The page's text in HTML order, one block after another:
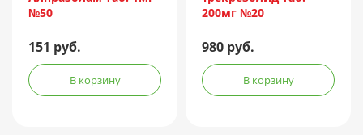
№50
151 руб.
В корзину
200мг №20
980 руб.
В корзину